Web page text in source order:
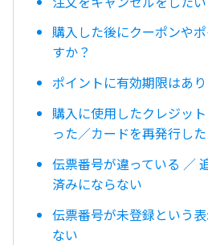
購入した後にクーポンや
すか？
ポイントに有効期限はあ
購入に使用したクレジッ
った／カードを再発行した
伝票番号が違っている ／
済みにならない
伝票番号が未登録という
ない